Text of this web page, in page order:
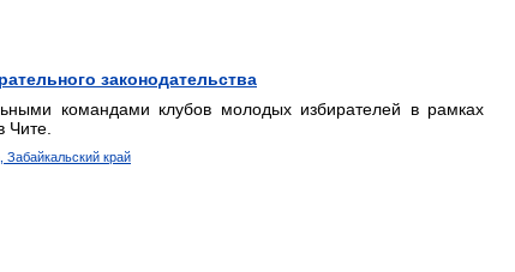
законодательства
командами клубов молодых избирателей в рамках
Чите.
Забайкальский край